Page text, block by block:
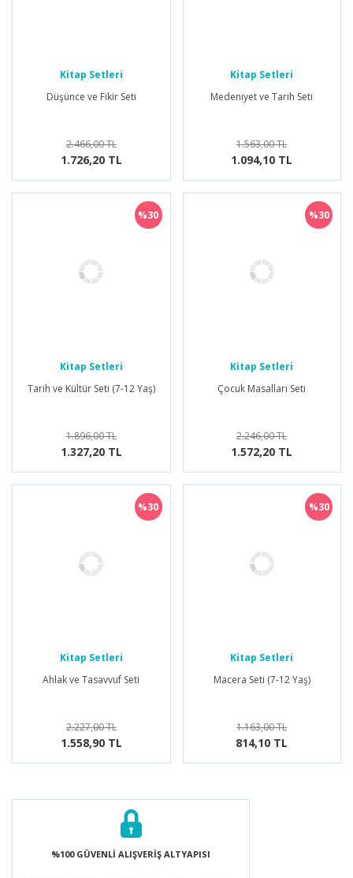
Kitap Setleri
Düşünce ve Fikir Seti
2.466,00 TL
1.726,20 TL
Kitap Setleri
Medeniyet ve Tarih Seti
1.563,00 TL
1.094,10 TL
%30
Kitap Setleri
Tarih ve Kültür Seti (7-12 Yaş)
1.896,00 TL
1.327,20 TL
%30
Kitap Setleri
Çocuk Masalları Seti
2.246,00 TL
1.572,20 TL
%30
Kitap Setleri
Ahlak ve Tasavvuf Seti
2.227,00 TL
1.558,90 TL
%30
Kitap Setleri
Macera Seti (7-12 Yaş)
1.163,00 TL
814,10 TL
%100 GÜVENLİ ALIŞVERİŞ ALTYAPISI